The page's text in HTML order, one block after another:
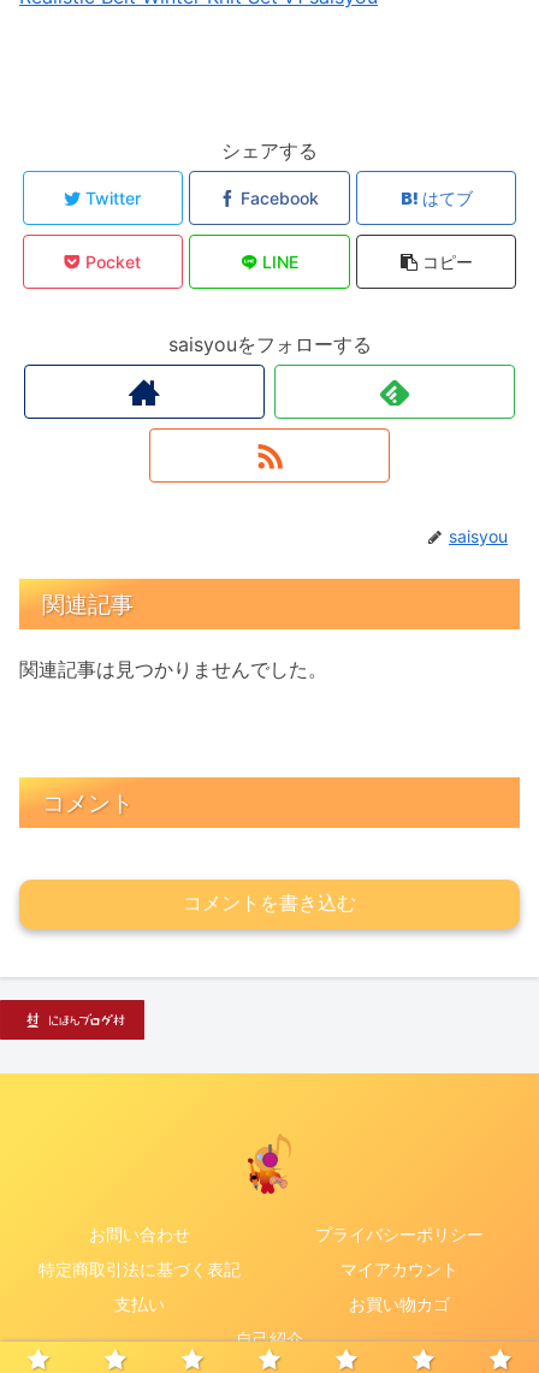
シェアする
Twitter Facebook はてブ
Pocket LINE コピー
saisyouをフォローする
saisyou
関連記事
関連記事は見つかりませんでした。
コメント
コメントを書き込む
お問い合わせ
プライバシーポリシー
特定商取引法に基づく表記
マイアカウント
支払い
お買い物カゴ
自己紹介